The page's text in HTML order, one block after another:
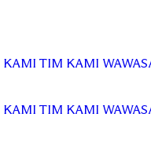
KAMI TIM KAMI
KAMI TIM KAMI